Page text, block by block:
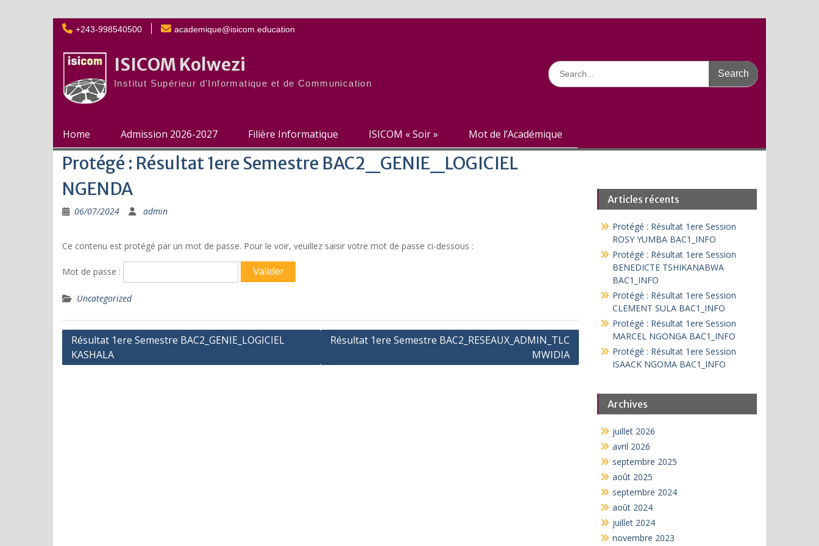
Skip
to
content
+243-998540500 academique@isicom.education
ISICOM Kolwezi
Institut Supérieur d'Informatique et de Communication
Search
for:
Home Admission 2026-2027 Filière Informatique ISICOM « Soir » Mot de l’Académique
Protégé : Résultat 1ere Semestre BAC2_GENIE_LOGICIEL
NGENDA
06/07/2024 admin
Ce contenu est protégé par un mot de passe. Pour le voir, veuillez saisir votre mot de passe ci-dessous :
Mot de passe :
Uncategorized
Navigation
de
Résultat 1ere Semestre BAC2_GENIE_LOGICIEL
KASHALA
Résultat 1ere Semestre BAC2_RESEAUX_ADMIN_TLC
MWIDIA
Articles récents
Protégé : Résultat 1ere Session
ROSY YUMBA BAC1_INFO
Protégé : Résultat 1ere Session
BENEDICTE TSHIKANABWA
BAC1_INFO
Protégé : Résultat 1ere Session
CLEMENT SULA BAC1_INFO
Protégé : Résultat 1ere Session
MARCEL NGONGA BAC1_INFO
Protégé : Résultat 1ere Session
ISAACK NGOMA BAC1_INFO
Archives
juillet 2026
avril 2026
septembre 2025
août 2025
septembre 2024
août 2024
juillet 2024
novembre 2023